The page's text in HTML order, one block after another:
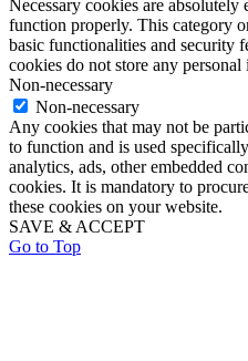
Necessary cookies are absolutely
function properly. This category
basic functionalities and security
cookies do not store any
Non-necessary
Non-necessary
Any cookies that may not be
to function and is used
analytics, ads, other embedded
cookies. It is mandatory to
these cookies on your website.
SAVE & ACCEPT
Go to Top